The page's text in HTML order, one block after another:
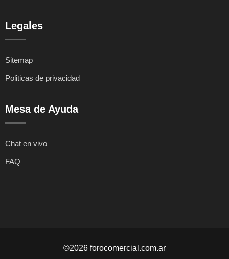
Legales
Sitemap
Politicas de privacidad
Mesa de Ayuda
Chat en vivo
FAQ
©2026 forocomercial.com.ar